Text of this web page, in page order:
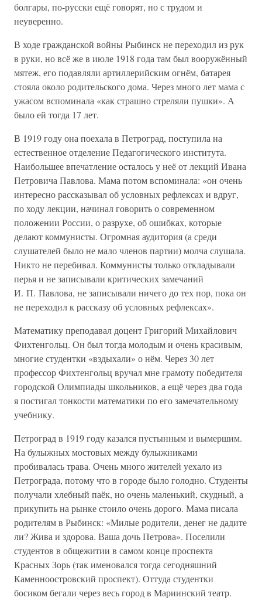
болгары, по-русски ещё говорят, но с трудом и
неуверенно.
В ходе гражданской войны Рыбинск не переходил из рук
в руки, но всё же в июле 1918 года там был вооружённый
мятеж, его подавляли артиллерийским огнём, батарея
стояла около родительского дома. Через много лет мама с
ужасом вспоминала «как страшно стреляли пушки». А
было ей тогда 17 лет.
В 1919 году она поехала в Петроград, поступила на
естественное отделение Педагогического института.
Наибольшее впечатление осталось у неё от лекций Ивана
Петровича Павлова. Мама потом вспоминала: «он очень
интересно рассказывал об условных рефлексах и вдруг,
по ходу лекции, начинал говорить о современном
положении России, о разрухе, об ошибках, которые
делают коммунисты. Огромная аудитория (а среди
слушателей было не мало членов партии) молча слушала.
Никто не перебивал. Коммунисты только откладывали
перья и не записывали критических замечаний
И. П. Павлова, не записывали ничего до тех пор, пока он
не переходил к рассказу об условных рефлексах».
Математику преподавал доцент Григорий Михайлович
Фихтенгольц. Он был тогда молодым и очень красивым,
многие студентки «вздыхали» о нём. Через 30 лет
профессор Фихтенгольц вручал мне грамоту победителя
городской Олимпиады школьников, а ещё через два года
я постигал тонкости математики по его замечательному
учебнику.
Петроград в 1919 году казался пустынным и вымершим.
На булыжных мостовых между булыжниками
пробивалась трава. Очень много жителей уехало из
Петрограда, потому что в городе было голодно. Студенты
получали хлебный паёк, но очень маленький, скудный, а
прикупить на рынке стоило очень дорого. Мама писала
родителям в Рыбинск: «Милые родители, денег не дадите
ли? Жива и здорова. Ваша дочь Петрова». Поселили
студентов в общежитии в самом конце проспекта
Красных Зорь (так именовался тогда сегодняшний
Каменноостровский проспект). Оттуда студентки
босиком бегали через весь город в Мариинский театр.